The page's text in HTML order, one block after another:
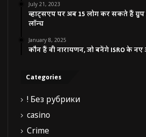
July 21, 2023
व्हाट्सएप पर अब 15 लोग कर सकते हैं
लॉन्च
January 8, 2025
कौन हैं वी नारायणन, जो बनेंगे ISRO के नए
Categories
! Без рубрики
casino
Crime